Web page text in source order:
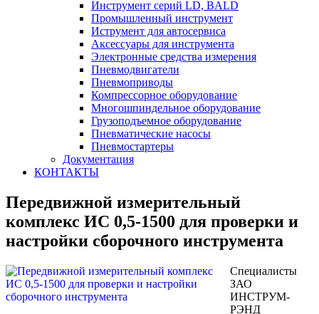
Инструмент серий LD, BALD
Промышленный инструмент
Иструмент для автосервиса
Аксессуары для инструмента
Электронные средства измерения
Пневмодвигатели
Пневмоприводы
Компрессорное оборудование
Многошпиндельное оборудование
Грузоподъемное оборудование
Пневматические насосы
Пневмостартеры
Документация
КОНТАКТЫ
Передвижной измерительный
комплекс ИС 0,5-1500 для проверки и
настройки сборочного инструмента
Специалисты
ЗАО
ИНСТРУМ-
РЭНД